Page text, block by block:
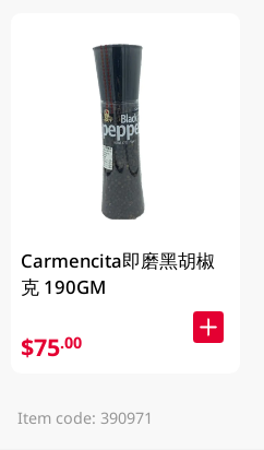
Carmencita即磨黑胡椒
克 190GM
$75.00
Item code: 390971